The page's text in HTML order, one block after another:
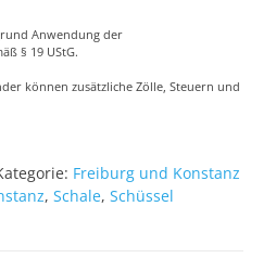
Anwendung der
§ 19 UStG.
können zusätzliche Zölle, Steuern und
Freiburg und Konstanz
, Schale, Schüssel